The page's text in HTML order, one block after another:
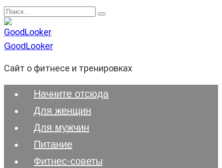
Перейти
к
содержанию
Search
for:
GoodLooker
Сайт о фитнесе и тренировках
Начните отсюда
Для женщин
Для мужчин
Питание
Фитнес-советы